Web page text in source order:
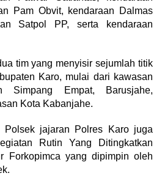
Pam Obvit, kendaraan Dalmas
Satpol PP, serta kendaraan
tim yang menyisir sejumlah titik
Karo, mulai dari kawasan
Simpang Empat, Barusjahe,
Kota Kabanjahe.
Polsek jajaran Polres Karo juga
Rutin Yang Ditingkatkan
Forkopimca yang dipimpin oleh